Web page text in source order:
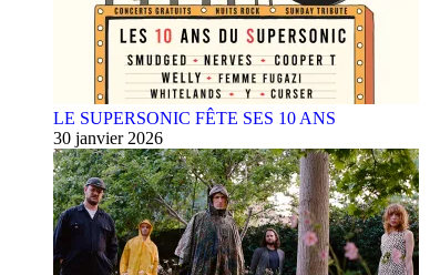
LE SUPERSONIC FÊTE SES 10 ANS
30 janvier 2026